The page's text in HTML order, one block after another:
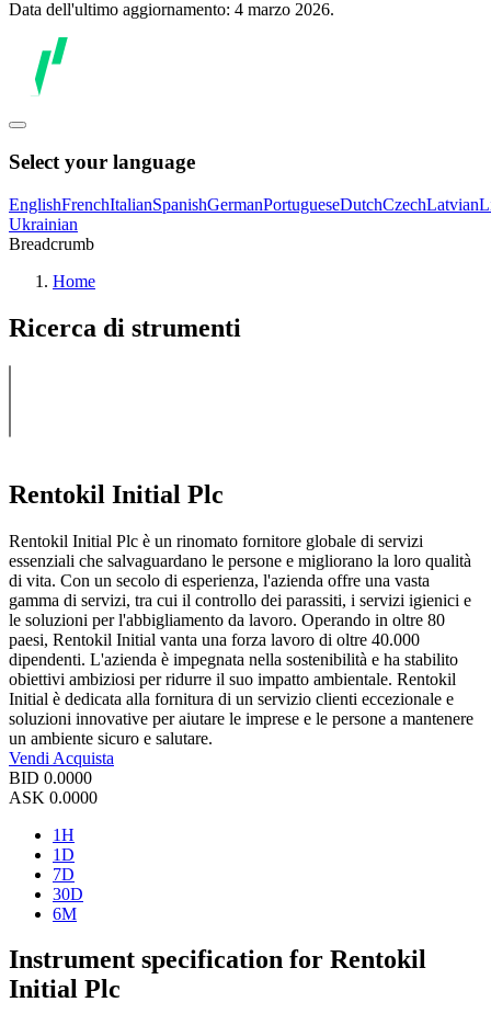
Data dell'ultimo aggiornamento: 4 marzo 2026.
Select your language
EnglishFrenchItalianSpanishGermanPortugueseDutchCzechLatvian
Ukrainian
Breadcrumb
Home
Ricerca di strumenti
Rentokil Initial Plc
Rentokil Initial Plc è un rinomato fornitore globale di servizi
essenziali che salvaguardano le persone e migliorano la loro qualità
di vita. Con un secolo di esperienza, l'azienda offre una vasta
gamma di servizi, tra cui il controllo dei parassiti, i servizi igienici e
le soluzioni per l'abbigliamento da lavoro. Operando in oltre 80
paesi, Rentokil Initial vanta una forza lavoro di oltre 40.000
dipendenti. L'azienda è impegnata nella sostenibilità e ha stabilito
obiettivi ambiziosi per ridurre il suo impatto ambientale. Rentokil
Initial è dedicata alla fornitura di un servizio clienti eccezionale e
soluzioni innovative per aiutare le imprese e le persone a mantenere
un ambiente sicuro e salutare.
Vendi Acquista
BID 0.0000
ASK 0.0000
1H
1D
7D
30D
6M
Instrument specification for Rentokil
Initial Plc